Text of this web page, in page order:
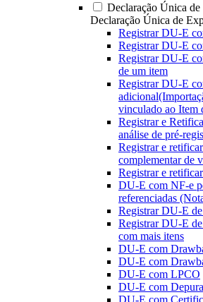
Declaração Única
Declaração Única de
Registrar DU-E
Registrar DU-E
Registrar DU-E
de um item
Registrar DU-E
vinculado ao Item
Registrar e
análise de pré-
Registrar e
complementar de
Registrar e
DU-E com NF-e
referenciadas
Registrar DU-E
Registrar DU-E
com mais itens
DU-E com
DU-E com
DU-E com LPCO
DU-E com
DU-E com